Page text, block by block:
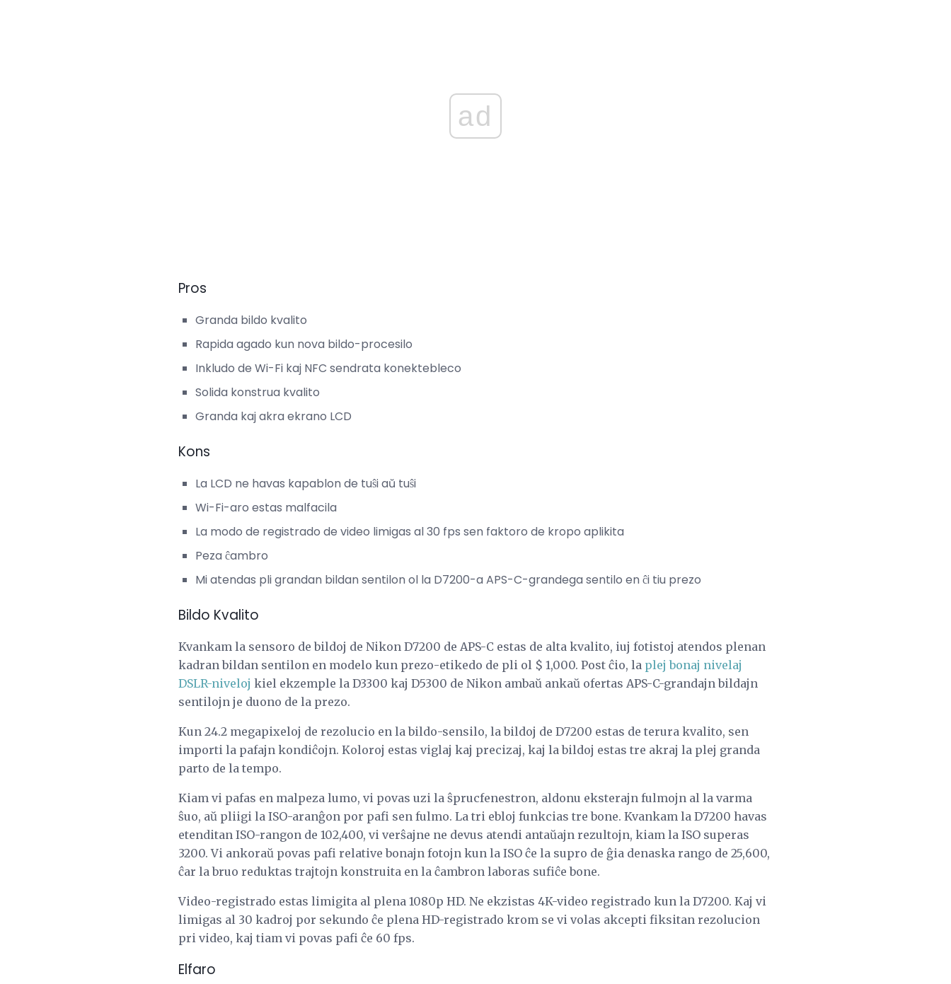
ad
Pros
Granda bildo kvalito
Rapida agado kun nova bildo-procesilo
Inkludo de Wi-Fi kaj NFC sendrata konektebleco
Solida konstrua kvalito
Granda kaj akra ekrano LCD
Kons
La LCD ne havas kapablon de tuŝi aŭ tuŝi
Wi-Fi-aro estas malfacila
La modo de registrado de video limigas al 30 fps sen faktoro de kropo aplikita
Peza ĉambro
Mi atendas pli grandan bildan sentilon ol la D7200-a APS-C-grandega sentilo en ĉi tiu prezo
Bildo Kvalito
Kvankam la sensoro de bildoj de Nikon D7200 de APS-C estas de alta kvalito, iuj fotistoj atendos plenan
kadran bildan sentilon en modelo kun prezo-etikedo de pli ol $ 1,000. Post ĉio, la plej bonaj nivelaj
DSLR-niveloj kiel ekzemple la D3300 kaj D5300 de Nikon ambaŭ ankaŭ ofertas APS-C-grandajn bildajn
sentilojn je duono de la prezo.
Kun 24.2 megapixeloj de rezolucio en la bildo-sensilo, la bildoj de D7200 estas de terura kvalito, sen
importi la pafajn kondiĉojn. Koloroj estas viglaj kaj precizaj, kaj la bildoj estas tre akraj la plej granda
parto de la tempo.
Kiam vi pafas en malpeza lumo, vi povas uzi la ŝprucfenestron, aldonu eksterajn fulmojn al la varma
ŝuo, aŭ pliigi la ISO-aranĝon por pafi sen fulmo. La tri ebloj funkcias tre bone. Kvankam la D7200 havas
etenditan ISO-rangon de 102,400, vi verŝajne ne devus atendi antaŭajn rezultojn, kiam la ISO superas
3200. Vi ankoraŭ povas pafi relative bonajn fotojn kun la ISO ĉe la supro de ĝia denaska rango de 25,600,
ĉar la bruo reduktas trajtojn konstruita en la ĉambron laboras sufiĉe bone.
Video-registrado estas limigita al plena 1080p HD. Ne ekzistas 4K-video registrado kun la D7200. Kaj vi
limigas al 30 kadroj por sekundo ĉe plena HD-registrado krom se vi volas akcepti fiksitan rezolucion
pri video, kaj tiam vi povas pafi ĉe 60 fps.
Elfaro